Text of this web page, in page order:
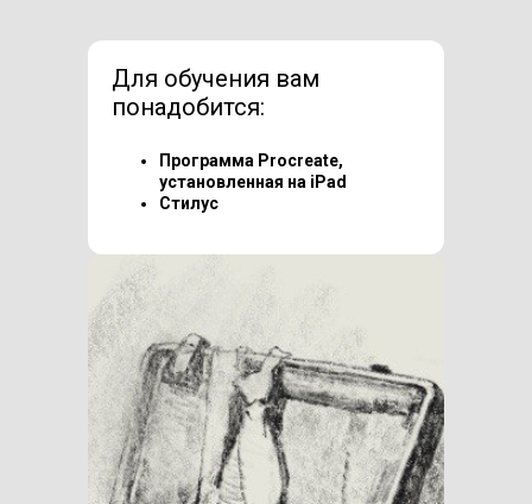
Для обучения вам
понадобится:
Программа Procreate,
установленная на iPad
Стилус